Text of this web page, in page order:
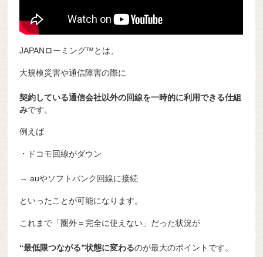
JAPANローミング™とは、
大規模災害や通信障害の際に
契約している通信会社以外の回線を一時的に利用できる仕組
みです。
例えば
・ドコモ回線がダウン
→ auやソフトバンク回線に接続
といったことが可能になります。
これまで「圏外＝完全に使えない」だった状況が
“最低限つながる”状態に変わるのが最大のポイントです。